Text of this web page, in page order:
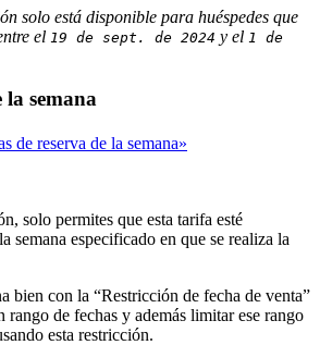
solo está disponible para huéspedes que
el 19 de sept. de 2024 y el 1 de
la semana
de reserva de la semana»
solo permites que esta tarifa esté
semana especificado en que se realiza la
bien con la “Restricción de fecha de venta”
rango de fechas y además limitar ese rango
esta restricción.